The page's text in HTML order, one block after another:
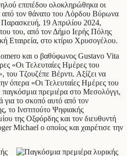
επιπέδου ολοκληρώθηκα οι
από τον θάνατο του Λόρδου Βύρωνα
19 Απριλίου 2024,
του, από τον Δήμο Ιερής Πόλης
Εταιρεία, στο κτίριο Χρυσογέλου.
και ο βαθύφωνος Gustavo Vita
«Οι Τελευταίες Ημέρες του
Τζουζέπε Βέρντι. Αξίζει να
όπερα «Οι Τελευταίες Ημέρες του
πρεμιέρα στο Μεσολόγγι,
για το σκοπό αυτό από τον
το Ινστιτούτο Ψηφιακής
της Οξφόρδης και τον διευθυντή
Michael ο οποίος και χαιρέτισε την